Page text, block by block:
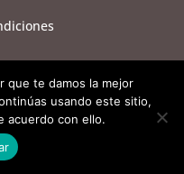
que te damos la mejor
usando este sitio,
acuerdo con ello.